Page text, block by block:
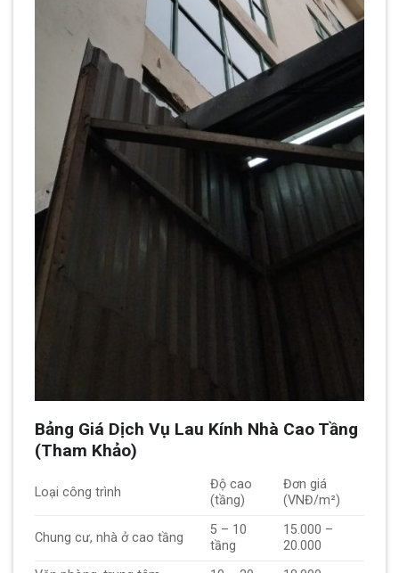
Bảng Giá Dịch Vụ Lau Kính Nhà Cao Tầng
(Tham Khảo)
Loại công trình
Độ cao
(tầng)
Đơn giá
(VNĐ/m²)
Chung cư, nhà ở cao tầng
5 – 10
tầng
15.000 –
20.000